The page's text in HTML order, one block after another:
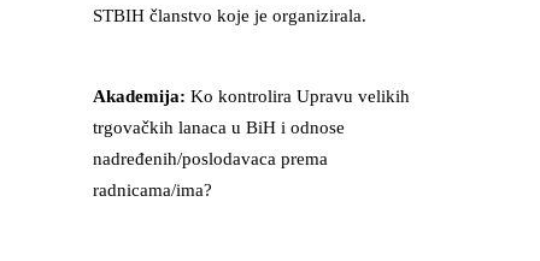
STBIH članstvo koje je organizirala.
Akademija: Ko kontrolira Upravu velikih
trgovačkih lanaca u BiH i odnose
nadređenih/poslodavaca prema
radnicama/ima?